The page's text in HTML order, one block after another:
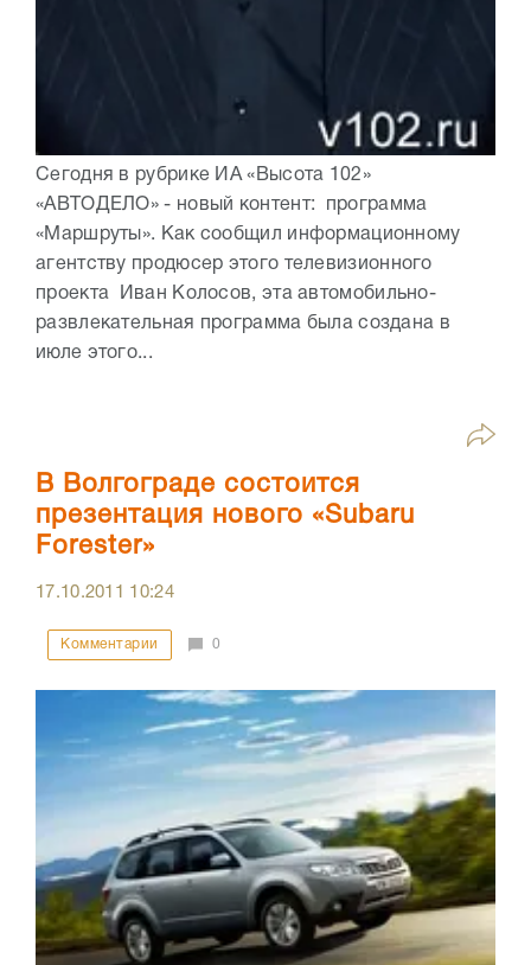
Сегодня в рубрике ИА «Высота 102»
«АВТОДЕЛО» - новый контент: программа
«Маршруты». Как сообщил информационному
агентству продюсер этого телевизионного
проекта Иван Колосов, эта автомобильно-
развлекательная программа была создана в
июле этого...
В Волгограде состоится
презентация нового «Subaru
Forester»
17.10.2011 10:24
Комментарии 0